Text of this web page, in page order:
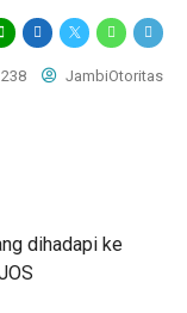
238 JambiOtoritas
dihadapi ke